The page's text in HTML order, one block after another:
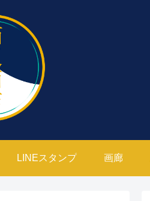
LINEスタンプ 画廊